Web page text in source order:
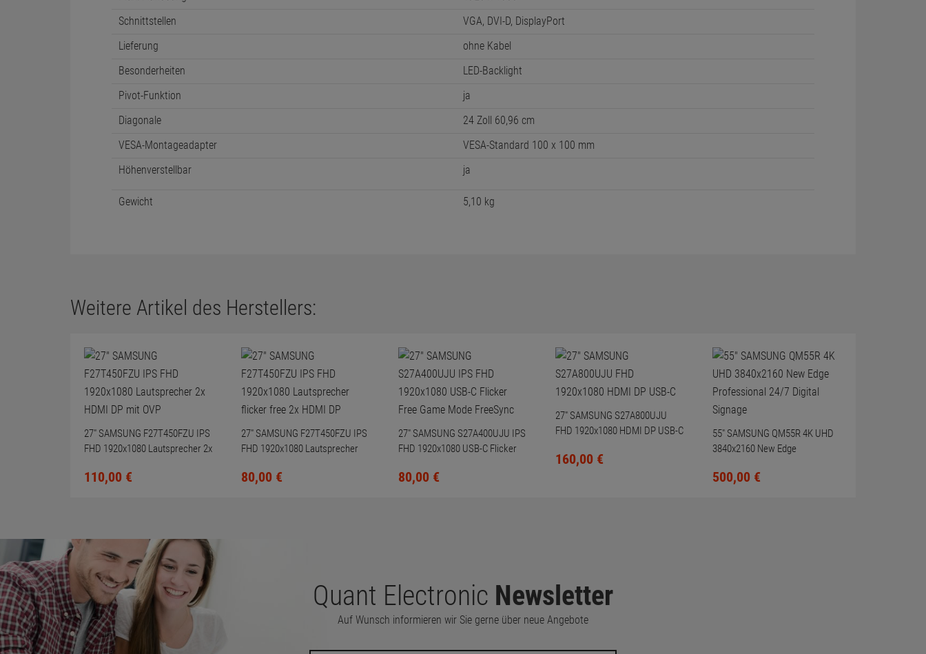
Gehäusefarbe
schwarz
Abmessungen (BxHxT)
620 x 228 x 483 mm
Lautsprecher
integriert
Netzteil
extern (im Lieferumfang enthalten)
Hersteller
SAMSUNG
Neigbar
ja
Max. Auflösung
1920 x 1080
VESA-Montageadapter
Gewicht 5,10 kg
Weitere Artikel des Herstellers:
27" SAMSUNG F27T450FZU IPS
FHD 1920x1080 Lautsprecher 2x
HDMI DP mit OVP
110,00 €
27" SAMSUNG F27T450FZU IPS
FHD 1920x1080 Lautsprecher
27" SAMSUNG S27A400UJU IPS
FHD 1920x1080 USB-C Flicker
27" SAMSUNG S27A800UJU
FHD 1920x1080 HDMI DP USB-C
160,00